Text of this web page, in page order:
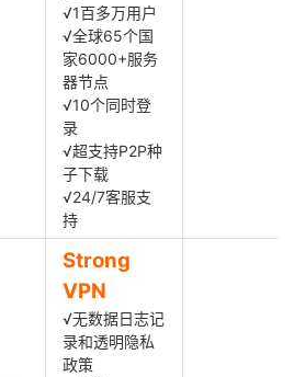
√1百多万用户
√全球65个国
家6000+服务
器节点
√10个同时登
录
√超支持P2P种
子下载
√24/7客服支
持
Strong
VPN
√无数据日志记
录和透明隐私
政策